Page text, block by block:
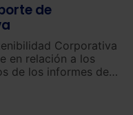
de
Corporativa
en relación a los
de los informes de